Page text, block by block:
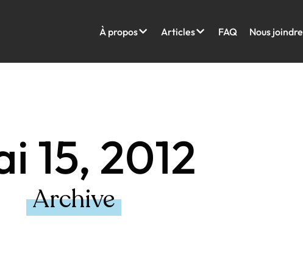
À propos Articles FAQ Nous joindre
15, 2012
Archive